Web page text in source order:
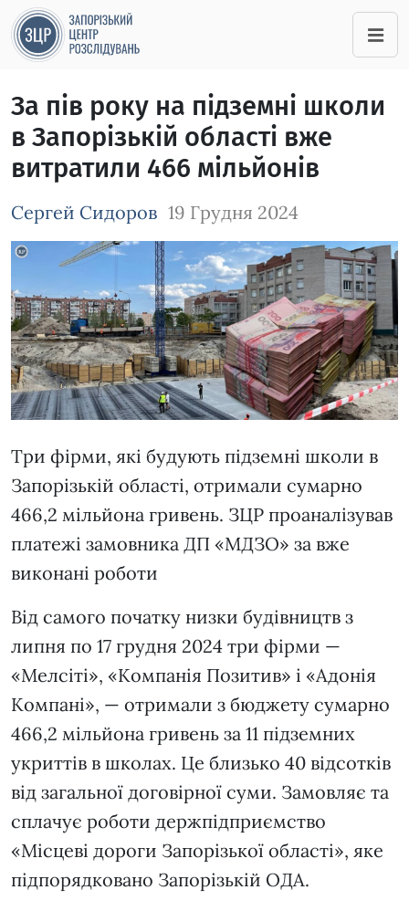
За пів року на підземні школи
в Запорізькій області вже
витратили 466 мільйонів
Сергей Сидоров 19 Грудня 2024
Зображення завантажується
Три фірми, які будують підземні школи в
Запорізькій області, отримали сумарно
466,2 мільйона гривень. ЗЦР проаналізував
платежі замовника ДП «МДЗО» за вже
виконані роботи
Від самого початку низки будівництв з
липня по 17 грудня 2024 три фірми —
«Мелсіті», «Компанія Позитив» і «Адонія
Компані», — отримали з бюджету сумарно
466,2 мільйона гривень за 11 підземних
укриттів в школах. Це близько 40 відсотків
від загальної договірної суми. Замовляє та
сплачує роботи держпідприємство
«Місцеві дороги Запорізької області», яке
підпорядковано Запорізькій ОДА.